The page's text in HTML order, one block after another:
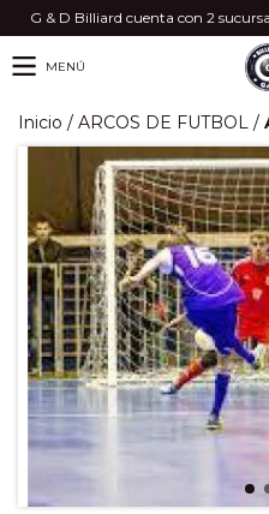
G & D Billiard cuenta con 2
MENÚ
Inicio / ARCOS DE FUTBOL /